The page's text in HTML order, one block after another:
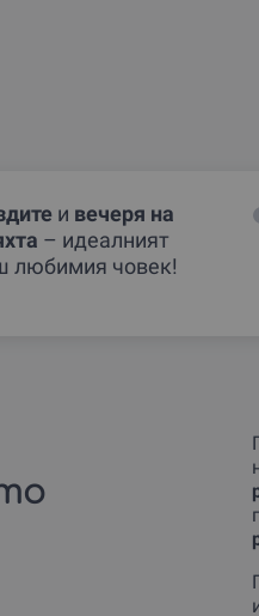
и вечеря на
– идеалният
любимия човек!